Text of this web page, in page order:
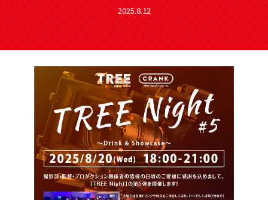
2025.8.12